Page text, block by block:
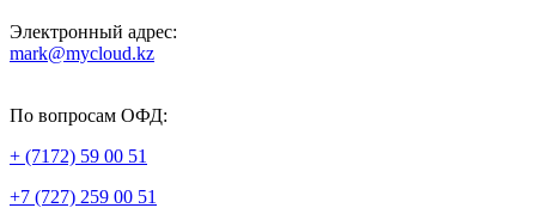
Электронный адрес:
mark@mycloud.kz
По вопросам ОФД:
+ (7172) 59 00 51
+7 (727) 259 00 51